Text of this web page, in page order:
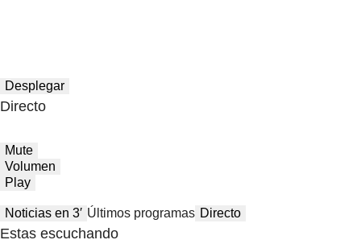
Desplegar
Directo
Mute
Volumen
Play
Noticias en 3′ Últimos programas Directo
Estas escuchando